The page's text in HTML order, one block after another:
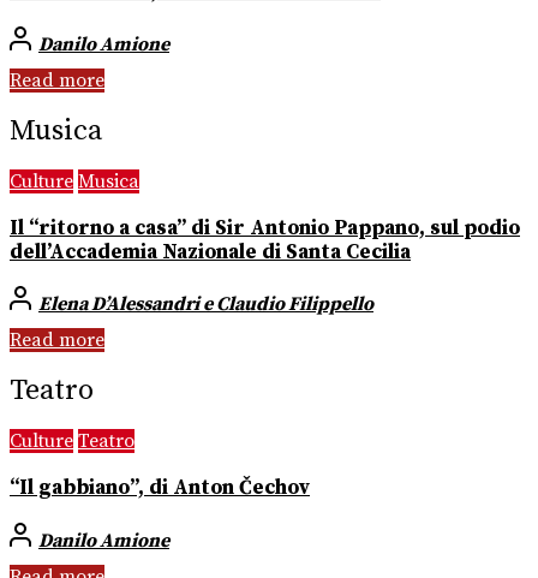
Danilo Amione
Read more
Musica
Culture Musica
Il “ritorno a casa” di Sir Antonio Pappano, sul podio
dell’Accademia Nazionale di Santa Cecilia
Elena D’Alessandri e Claudio Filippello
Read more
Teatro
Culture Teatro
“Il gabbiano”, di Anton Čechov
Danilo Amione